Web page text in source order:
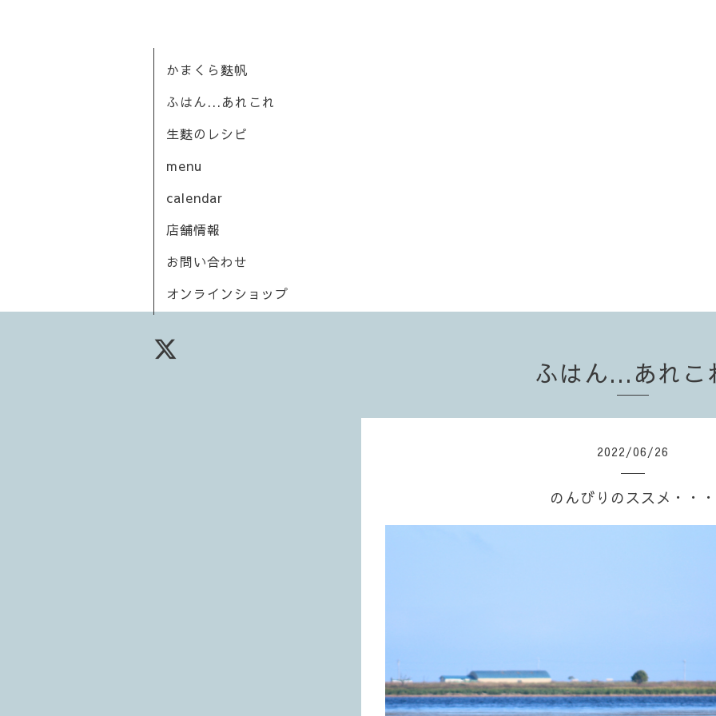
かまくら麩帆
ふはん...あれこれ
生麩のレシピ
menu
calendar
店舗情報
お問い合わせ
オンラインショップ
ふはん...あれこ
2022/06/26
のんびりのススメ・・・